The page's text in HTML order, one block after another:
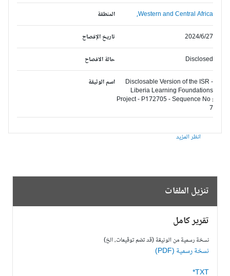
المنطقة Western and Central Africa,
تاريخ الإفصاح 2024/6/27
حالة الافصاح Disclosed
اسم الوثيقة
Disclosable Version of the ISR -
Liberia Learning Foundations
Project - P172705 - Sequence No :
انظر المزيد
تنزيل الملفات
تقرير كامل
نسخة رسمية من الوثيقة (قد تضم توقيعات، الخ)
نسخة رسمية (PDF)
TXT*